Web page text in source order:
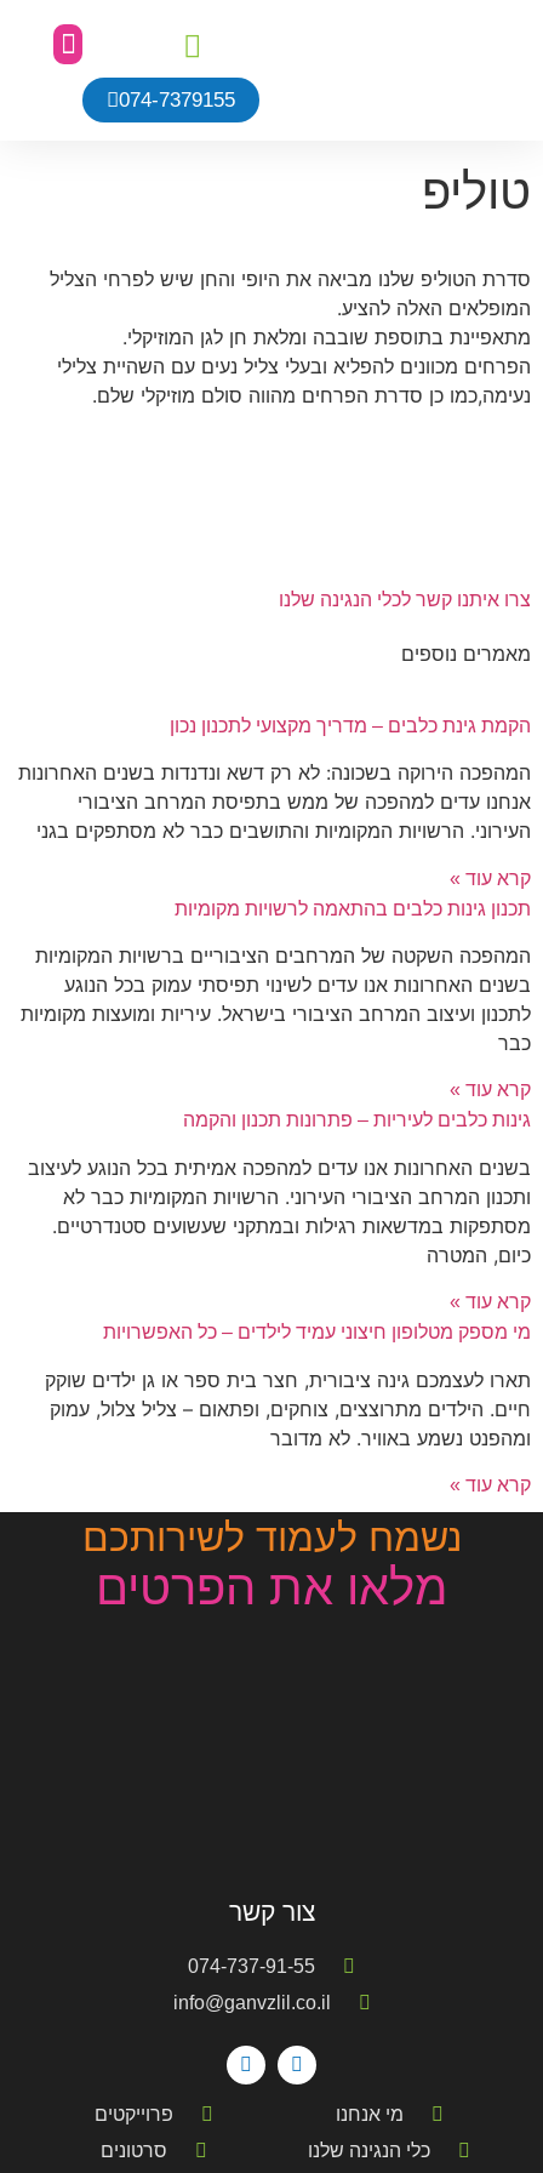
074-7379155
טוליפ
סדרת הטוליפ שלנו מביאה את היופי והחן שיש לפרחי הצליל
המופלאים האלה להציע.
מתאפיינת בתוספת שובבה ומלאת חן לגן המוזיקלי.
הפרחים מכוונים להפליא ובעלי צליל נעים עם השהיית צלילי
נעימה,כמו כן סדרת הפרחים מהווה סולם מוזיקלי שלם.
צרו איתנו קשר לכלי הנגינה שלנו
מאמרים נוספים
הקמת גינת כלבים – מדריך מקצועי לתכנון נכון
המהפכה הירוקה בשכונה: לא רק דשא ונדנדות בשנים האחרונות
אנחנו עדים למהפכה של ממש בתפיסת המרחב הציבורי
העירוני. הרשויות המקומיות והתושבים כבר לא מסתפקים בגני
קרא עוד »
תכנון גינות כלבים בהתאמה לרשויות מקומיות
המהפכה השקטה של המרחבים הציבוריים ברשויות המקומיות
בשנים האחרונות אנו עדים לשינוי תפיסתי עמוק בכל הנוגע
לתכנון ועיצוב המרחב הציבורי בישראל. עיריות ומועצות מקומיות
כבר
קרא עוד »
גינות כלבים לעיריות – פתרונות תכנון והקמה
בשנים האחרונות אנו עדים למהפכה אמיתית בכל הנוגע לעיצוב
ותכנון המרחב הציבורי העירוני. הרשויות המקומיות כבר לא
מסתפקות במדשאות רגילות ובמתקני שעשועים סטנדרטיים.
כיום, המטרה
קרא עוד »
מי מספק מטלופון חיצוני עמיד לילדים – כל האפשרויות
תארו לעצמכם גינה ציבורית, חצר בית ספר או גן ילדים שוקק
חיים. הילדים מתרוצצים, צוחקים, ופתאום – צליל צלול, עמוק
ומהפנט נשמע באוויר. לא מדובר
קרא עוד »
נשמח לעמוד לשירותכם
מלאו את הפרטים
צור קשר
074-737-91-55
info@ganvzlil.co.il
מי אנחנו
כלי הנגינה שלנו
פרוייקטים
סרטונים